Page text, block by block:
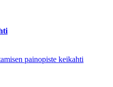
painopiste keikahti